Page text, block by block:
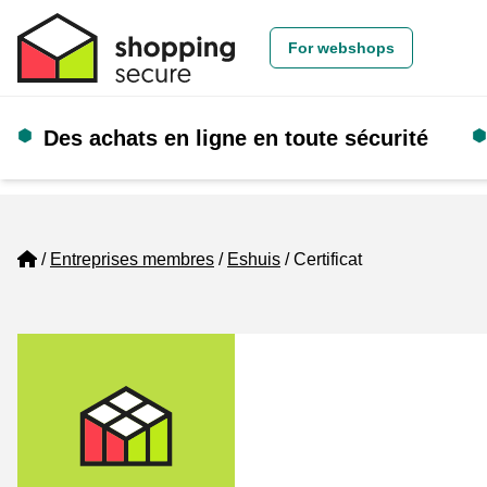
For webshops
Des achats en ligne en toute sécurité
Home
Entreprises membres Eshuis Certificat